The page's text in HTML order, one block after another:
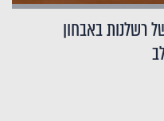
בשל רשלנות באבחון